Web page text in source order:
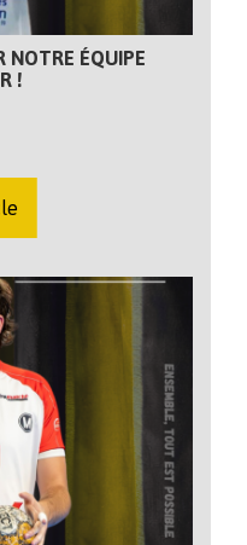
NOTRE ÉQUIPE
!